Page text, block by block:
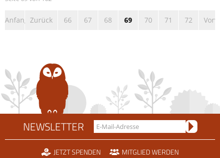
Anfang Zurück 66 67 68 69 70 71 72
NEWSLETTER
JETZT SPENDEN MITGLIED WERDEN